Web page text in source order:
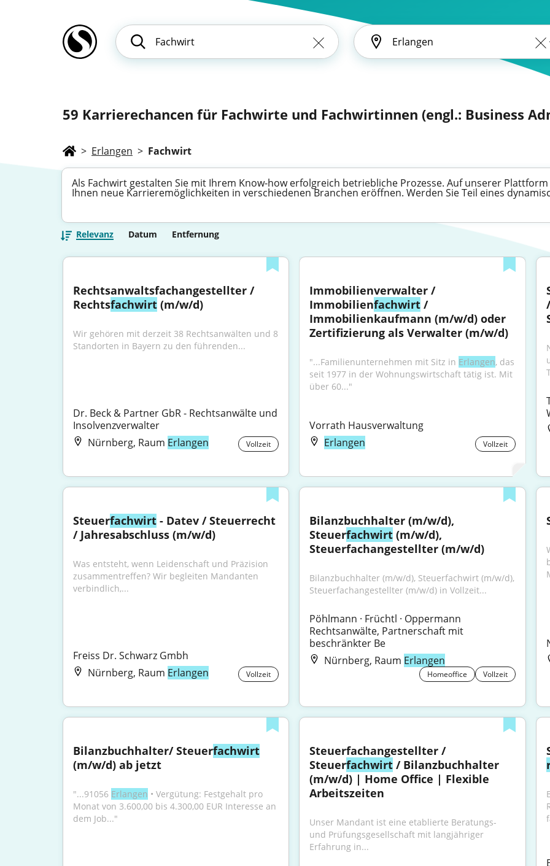
59 Karrierechancen für Fachwirte und Fachwirtinnen (engl.: Business
> Erlangen > Fachwirt
Als Fachwirt gestalten Sie mit Ihrem Know-how erfolgreich betriebliche Prozesse. Auf unserer
Ihnen neue Karrieremöglichkeiten in verschiedenen Branchen eröffnen. Werden Sie Teil eines
Relevanz Datum Entfernung
Rechtsanwaltsfachangestellter /
Rechtsfachwirt (m/w/d)
Wir gehören mit derzeit 38 Rechtsanwälten und 8
Standorten in Bayern zu den führenden...
Dr. Beck & Partner GbR - Rechtsanwälte und
Insolvenzverwalter
Nürnberg, Raum Erlangen Vollzeit
Immobilienverwalter /
Immobilienfachwirt /
Immobilienkaufmann (m/w/d) oder
Zertifizierung als Verwalter (m/w/d)
"...Familienunternehmen mit Sitz in Erlangen, das
seit 1977 in der Wohnungswirtschaft tätig ist. Mit
über 60..."
Vorrath Hausverwaltung
Erlangen
Vollzeit
Steuerfachwirt - Datev / Steuerrecht
/ Jahresabschluss (m/w/d)
Was entsteht, wenn Leidenschaft und Präzision
zusammentreffen? Wir begleiten Mandanten
verbindlich,...
Freiss Dr. Schwarz Gmbh
Nürnberg, Raum Erlangen Vollzeit
Bilanzbuchhalter (m/w/d),
Steuerfachwirt (m/w/d),
Steuerfachangestellter (m/w/d)
Bilanzbuchhalter (m/w/d), Steuerfachwirt (m/w/d),
Steuerfachangestellter (m/w/d) in Vollzeit...
Pöhlmann · Früchtl · Oppermann
Rechtsanwälte, Partnerschaft mit
beschränkter Be
Nürnberg, Raum Erlangen
Homeoffice Vollzeit
Bilanzbuchhalter/ Steuerfachwirt
(m/w/d) ab jetzt
"...91056 Erlangen • Vergütung: Festgehalt pro
Monat von 3.600,00 bis 4.300,00 EUR Interesse an
dem Job..."
Steuerfachangestellter /
Steuerfachwirt / Bilanzbuchhalter
(m/w/d) | Home Office | Flexible
Arbeitszeiten
Unser Mandant ist eine etablierte Beratungs-
und Prüfungsgesellschaft mit langjähriger
Erfahrung in...